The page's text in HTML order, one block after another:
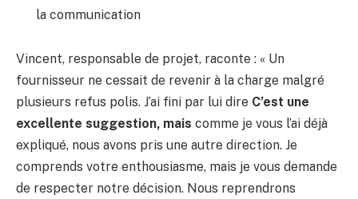
la communication
Vincent, responsable de projet, raconte : « Un
fournisseur ne cessait de revenir à la charge malgré
plusieurs refus polis. J’ai fini par lui dire C’est une
excellente suggestion, mais comme je vous l’ai déjà
expliqué, nous avons pris une autre direction. Je
comprends votre enthousiasme, mais je vous demande
de respecter notre décision. Nous reprendrons